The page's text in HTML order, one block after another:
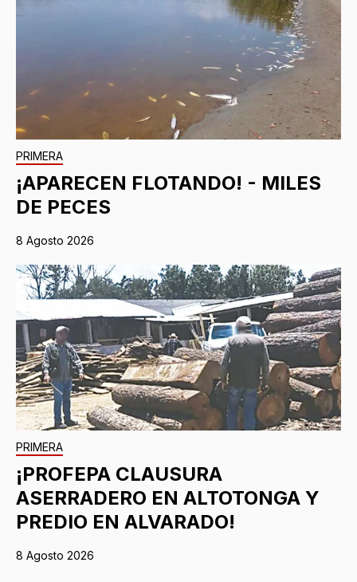
PRIMERA
¡APARECEN FLOTANDO! - MILES
DE PECES
8 Agosto 2026
PRIMERA
¡PROFEPA CLAUSURA
ASERRADERO EN ALTOTONGA Y
PREDIO EN ALVARADO!
8 Agosto 2026